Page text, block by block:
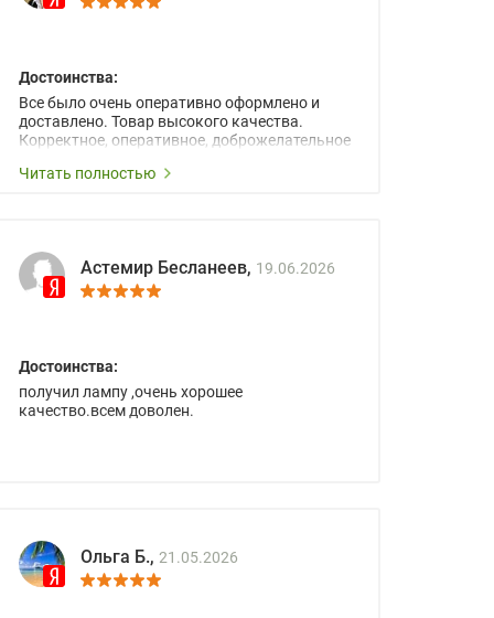
Достоинства:
Все было очень оперативно оформлено и
доставлено. Товар высокого качества.
Корректное, оперативное, доброжелательное
Читать полностью
Астемир Бесланеев, 19.06.2026
Достоинства:
получил лампу ,очень хорошее
качество.всем доволен.
Ольга Б., 21.05.2026